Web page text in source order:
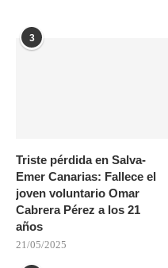
3
Triste pérdida en Salva-
Emer Canarias: Fallece el
joven voluntario Omar
Cabrera Pérez a los 21
años
21/05/2025